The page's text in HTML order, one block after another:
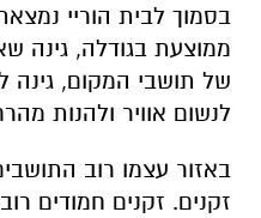
בסמוך לבית הוריי
ממוצעת בגודלה, גינה
של תושבי המקום, גינה
לנשום אוויר ולהנות
באזור עצמו רוב
זקנים. זקנים חמודים